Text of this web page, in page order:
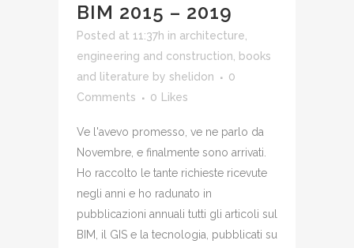
BIM 2015 – 2019
Posted at 11:37h in architecture,
engineering and construction, books
and literature by shelidon
0
Comments
0 Likes
Ve l'avevo promesso, ve ne parlo da
Novembre, e finalmente sono arrivati.
Ho raccolto le tante richieste ricevute
negli anni e ho radunato in
pubblicazioni annuali tutti gli articoli sul
BIM, il GIS e la tecnologia, pubblicati su